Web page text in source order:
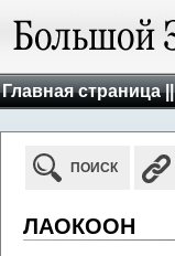
Главная страница ||
ПОИСК
ЛАОКООН